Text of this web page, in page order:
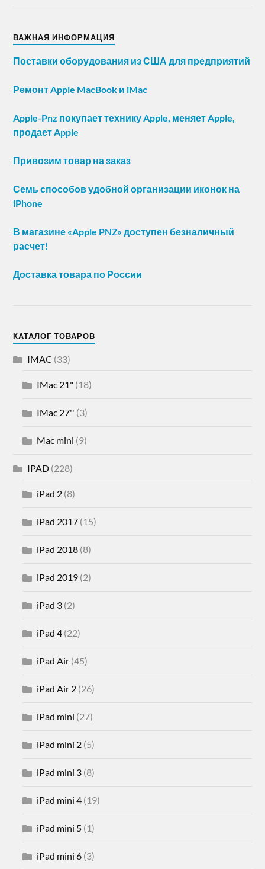
ВАЖНАЯ ИНФОРМАЦИЯ
Поставки оборудования из США для предприятий
Ремонт Apple MacBook и iMac
Apple-Pnz покупает технику Apple, меняет Apple,
продает Apple
Привозим товар на заказ
Семь способов удобной организации иконок на
iPhone
В магазине «Apple PNZ» доступен безналичный
расчет!
Доставка товара по России
КАТАЛОГ ТОВАРОВ
IMAC (33)
IMac 21" (18)
IMac 27'' (3)
Mac mini (9)
IPAD (228)
iPad 2 (8)
iPad 2017 (15)
iPad 2018 (8)
iPad 2019 (2)
iPad 3 (2)
iPad 4 (22)
iPad Air (45)
iPad Air 2 (26)
iPad mini (27)
iPad mini 2 (5)
iPad mini 3 (8)
iPad mini 4 (19)
iPad mini 5 (1)
iPad mini 6 (3)